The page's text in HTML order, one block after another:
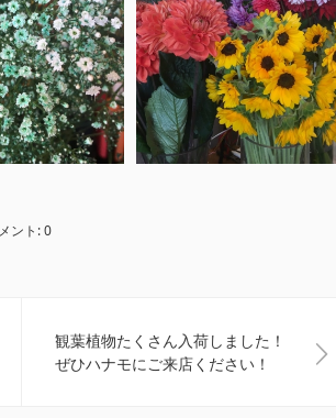
ント:0
観葉植物たくさん入荷しました！
ぜひハナモにご来店ください！